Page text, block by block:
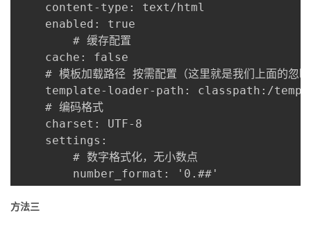
    content-type: text/html
    enabled: true
    cache: false
template-loader-path: classpath:/
    charset: UTF-8
    settings:
    	number_format: '0.##'
方法三